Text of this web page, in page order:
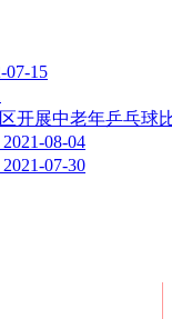
15
展中老年乒乓球
08-04
07-30